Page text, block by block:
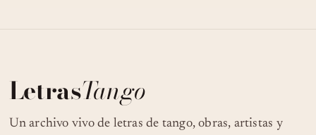
LetrasTango
Un archivo vivo de letras de tango, obras, artistas y